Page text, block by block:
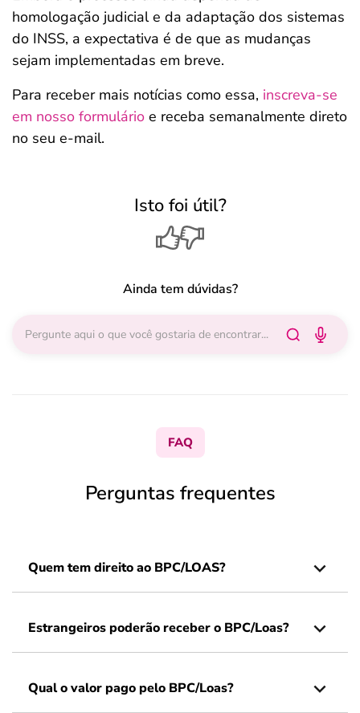
homologação judicial e da adaptação dos sistemas
do INSS, a expectativa é de que as mudanças
sejam implementadas em breve.
Para receber mais notícias como essa, inscreva-se
em nosso formulário e receba semanalmente direto
no seu e-mail.
Isto foi útil?
Ainda tem dúvidas?
FAQ
Perguntas frequentes
Quem tem direito ao BPC/LOAS?
Estrangeiros poderão receber o BPC/Loas?
Qual o valor pago pelo BPC/Loas?